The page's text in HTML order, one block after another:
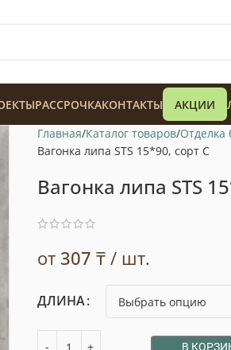
РАССРОЧКАКОНТАКТЫ АКЦИИ
Главная Каталог товаров Отделка
Вагонка липа STS 15*90, сорт С
Вагонка липа STS
от 307 ₸/ шт.
ДЛИНА
В